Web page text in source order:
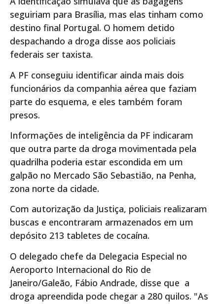
seguiriam para Brasília, mas elas tinham como
destino final Portugal. O homem detido
despachando a droga disse aos policiais
federais ser taxista.
A PF conseguiu identificar ainda mais dois
funcionários da companhia aérea que faziam
parte do esquema, e eles também foram
presos.
Informações de inteligência da PF indicaram
que outra parte da droga movimentada pela
quadrilha poderia estar escondida em um
galpão no Mercado São Sebastião, na Penha,
zona norte da cidade.
Com autorização da Justiça, policiais realizaram
buscas e encontraram armazenados em um
depósito 213 tabletes de cocaína.
O delegado chefe da Delegacia Especial no
Aeroporto Internacional do Rio de
Janeiro/Galeão, Fábio Andrade, disse que a
droga apreendida pode chegar a 280 quilos. "As